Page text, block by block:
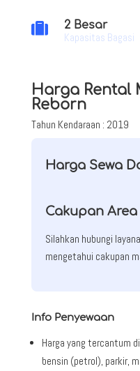
 2 Besar
Kapasitas Bagasi
Harga Rental
Reborn
Tahun Kendaraan : 2019
Harga Sewa
Cakupan
Silahkan hubungi
mengetahui cakupan
Info Penyewaan
Harga yang tercantum
bensin (petrol), parkir,